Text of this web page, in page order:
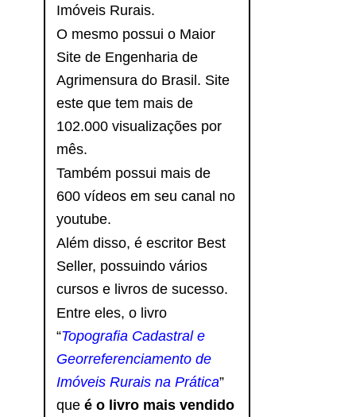
Imóveis Rurais.
O mesmo possui o Maior
Site de Engenharia de
Agrimensura do Brasil. Site
este que tem mais de
102.000 visualizações por
mês.
Também possui mais de
600 vídeos em seu canal no
youtube.
Além disso, é escritor Best
Seller, possuindo vários
cursos e livros de sucesso.
Entre eles, o livro
“Topografia Cadastral e
Georreferenciamento de
Imóveis Rurais na Prática”
queé o livro mais vendido